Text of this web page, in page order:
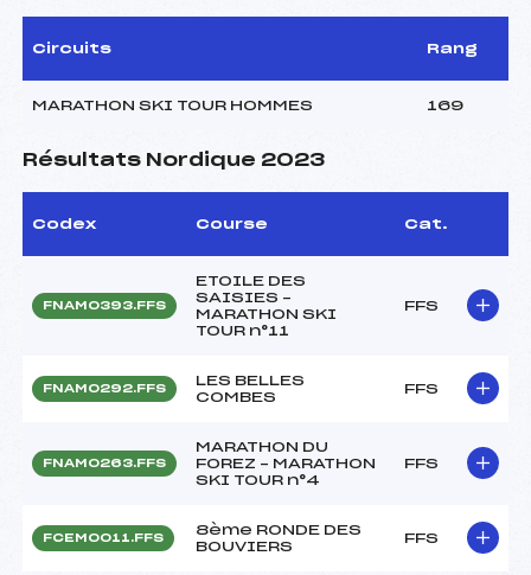
Circuits Rang
MARATHON SKI TOUR HOMMES 169
Résultats Nordique 2023
Codex Course Cat.
FNAM0393.FFS
ETOILE DES
SAISIES –
MARATHON SKI
TOUR n°11
FFS
FNAM0292.FFS
LES BELLES
COMBES
FFS
FNAM0263.FFS
MARATHON DU
FOREZ – MARATHON
SKI TOUR n°4
FFS
FCEM0011.FFS
8ème RONDE DES
BOUVIERS
FFS